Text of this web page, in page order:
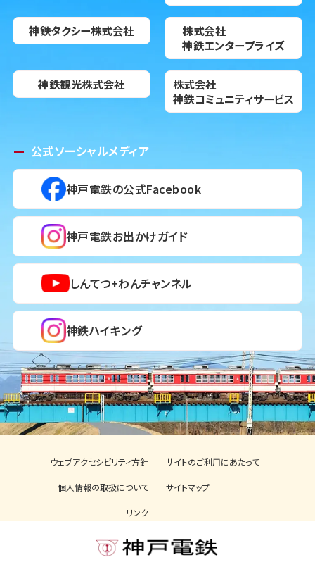
神鉄タクシー株式会社
株式会社
神鉄エンタープライズ
神鉄観光株式会社
株式会社
神鉄コミュニティサービス
公式ソーシャルメディア
神戸電鉄の公式Facebook
神戸電鉄お出かけガイド
しんてつ+わんチャンネル
神鉄ハイキング
ウェブアクセシビリティ方針 サイトのご利用にあたって
個人情報の取扱について サイトマップ
リンク